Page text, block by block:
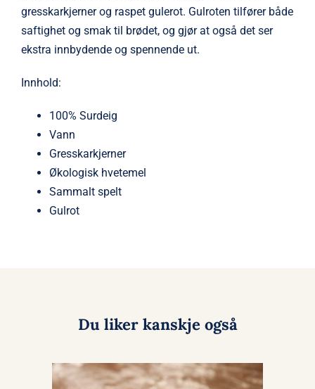
gresskarkjerner og raspet gulerot. Gulroten tilfører både
saftighet og smak til brødet, og gjør at også det ser
ekstra innbydende og spennende ut.
Innhold:
100% Surdeig
Vann
Gresskarkjerner
Økologisk hvetemel
Sammalt spelt
Gulrot
Du liker kanskje også